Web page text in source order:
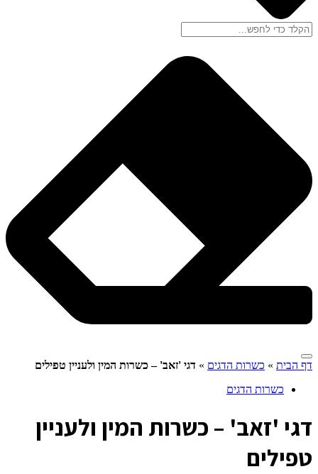
דף הבית » כשרות הדגים » דגי 'זאב' – כשרות המין ולעניין טפילים
כשרות הדגים
דגי 'זאב' – כשרות המין ולעניין
טפילים